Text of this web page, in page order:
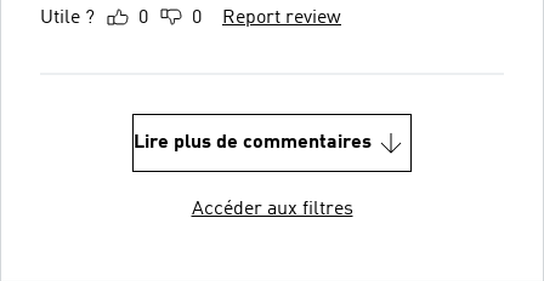
Utile ? 0 0 Report review
Lire plus de commentaires
Accéder aux filtres